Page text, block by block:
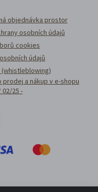
objednávka prostor
osobních údajů
cookies
údajů
a nákup v e-shopu
02/25 -